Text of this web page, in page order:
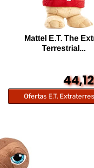
Mattel ​E.T. The
Terrestrial...
Ofertas E.T.